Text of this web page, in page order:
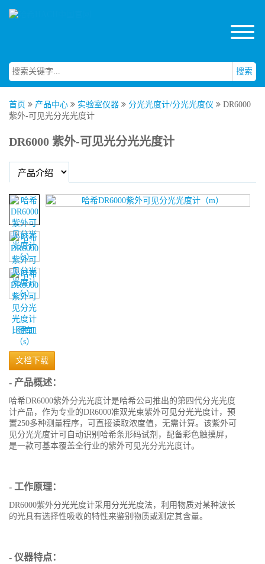
搜索
首页 产品中心 实验室仪器 分光光度计/分光光度仪
DR6000
紫外-可见光分光光度计
DR6000 紫外-可见光分光光度计
图库
文档下载
- 产品概述：
哈希DR6000紫外分光光度计是哈希公司推出的第四代分光光度
计产品，作为专业的DR6000准双光束紫外可见分光光度计，预
置250多种测量程序，可直接读取浓度值，无需计算。该紫外可
见分光光度计可自动识别哈希条形码试剂，配备彩色触摸屏，
是一款可基本覆盖全行业的紫外可见光分光光度计。
- 工作原理：
DR6000紫外分光光度计采用分光光度法，利用物质对某种波长
的光具有选择性吸收的特性来鉴别物质或测定其含量。
- 仪器特点：